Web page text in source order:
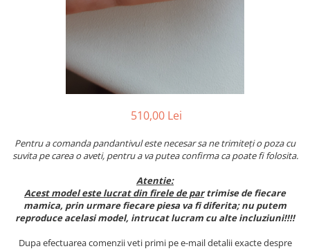
510,00 Lei
Pentru a comanda pandantivul este necesar sa ne trimiteți o poza cu
suvita pe carea o aveti, pentru a va putea confirma ca poate fi folosita.
Atentie:
Acest model este lucrat din firele de partrimise de fiecare
mamica, prin urmare fiecare piesa va fi diferita; nu putem
reproduce acelasi model, intrucat lucram cu alte incluziuni!!!!
Dupa efectuarea comenzii veti primi pe e-mail detalii exacte despre